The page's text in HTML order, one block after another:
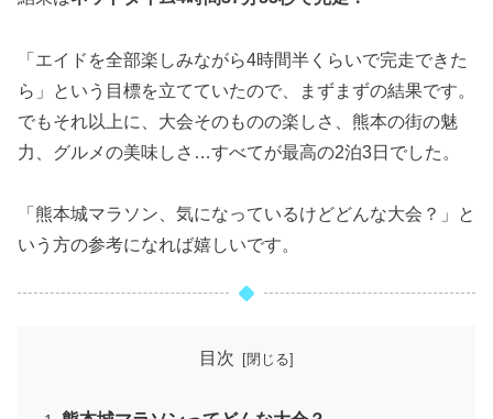
「エイドを全部楽しみながら4時間半くらいで完走できた
ら」という目標を立てていたので、まずまずの結果です。
でもそれ以上に、大会そのものの楽しさ、熊本の街の魅
力、グルメの美味しさ…すべてが最高の2泊3日でした。
「熊本城マラソン、気になっているけどどんな大会？」と
いう方の参考になれば嬉しいです。
目次